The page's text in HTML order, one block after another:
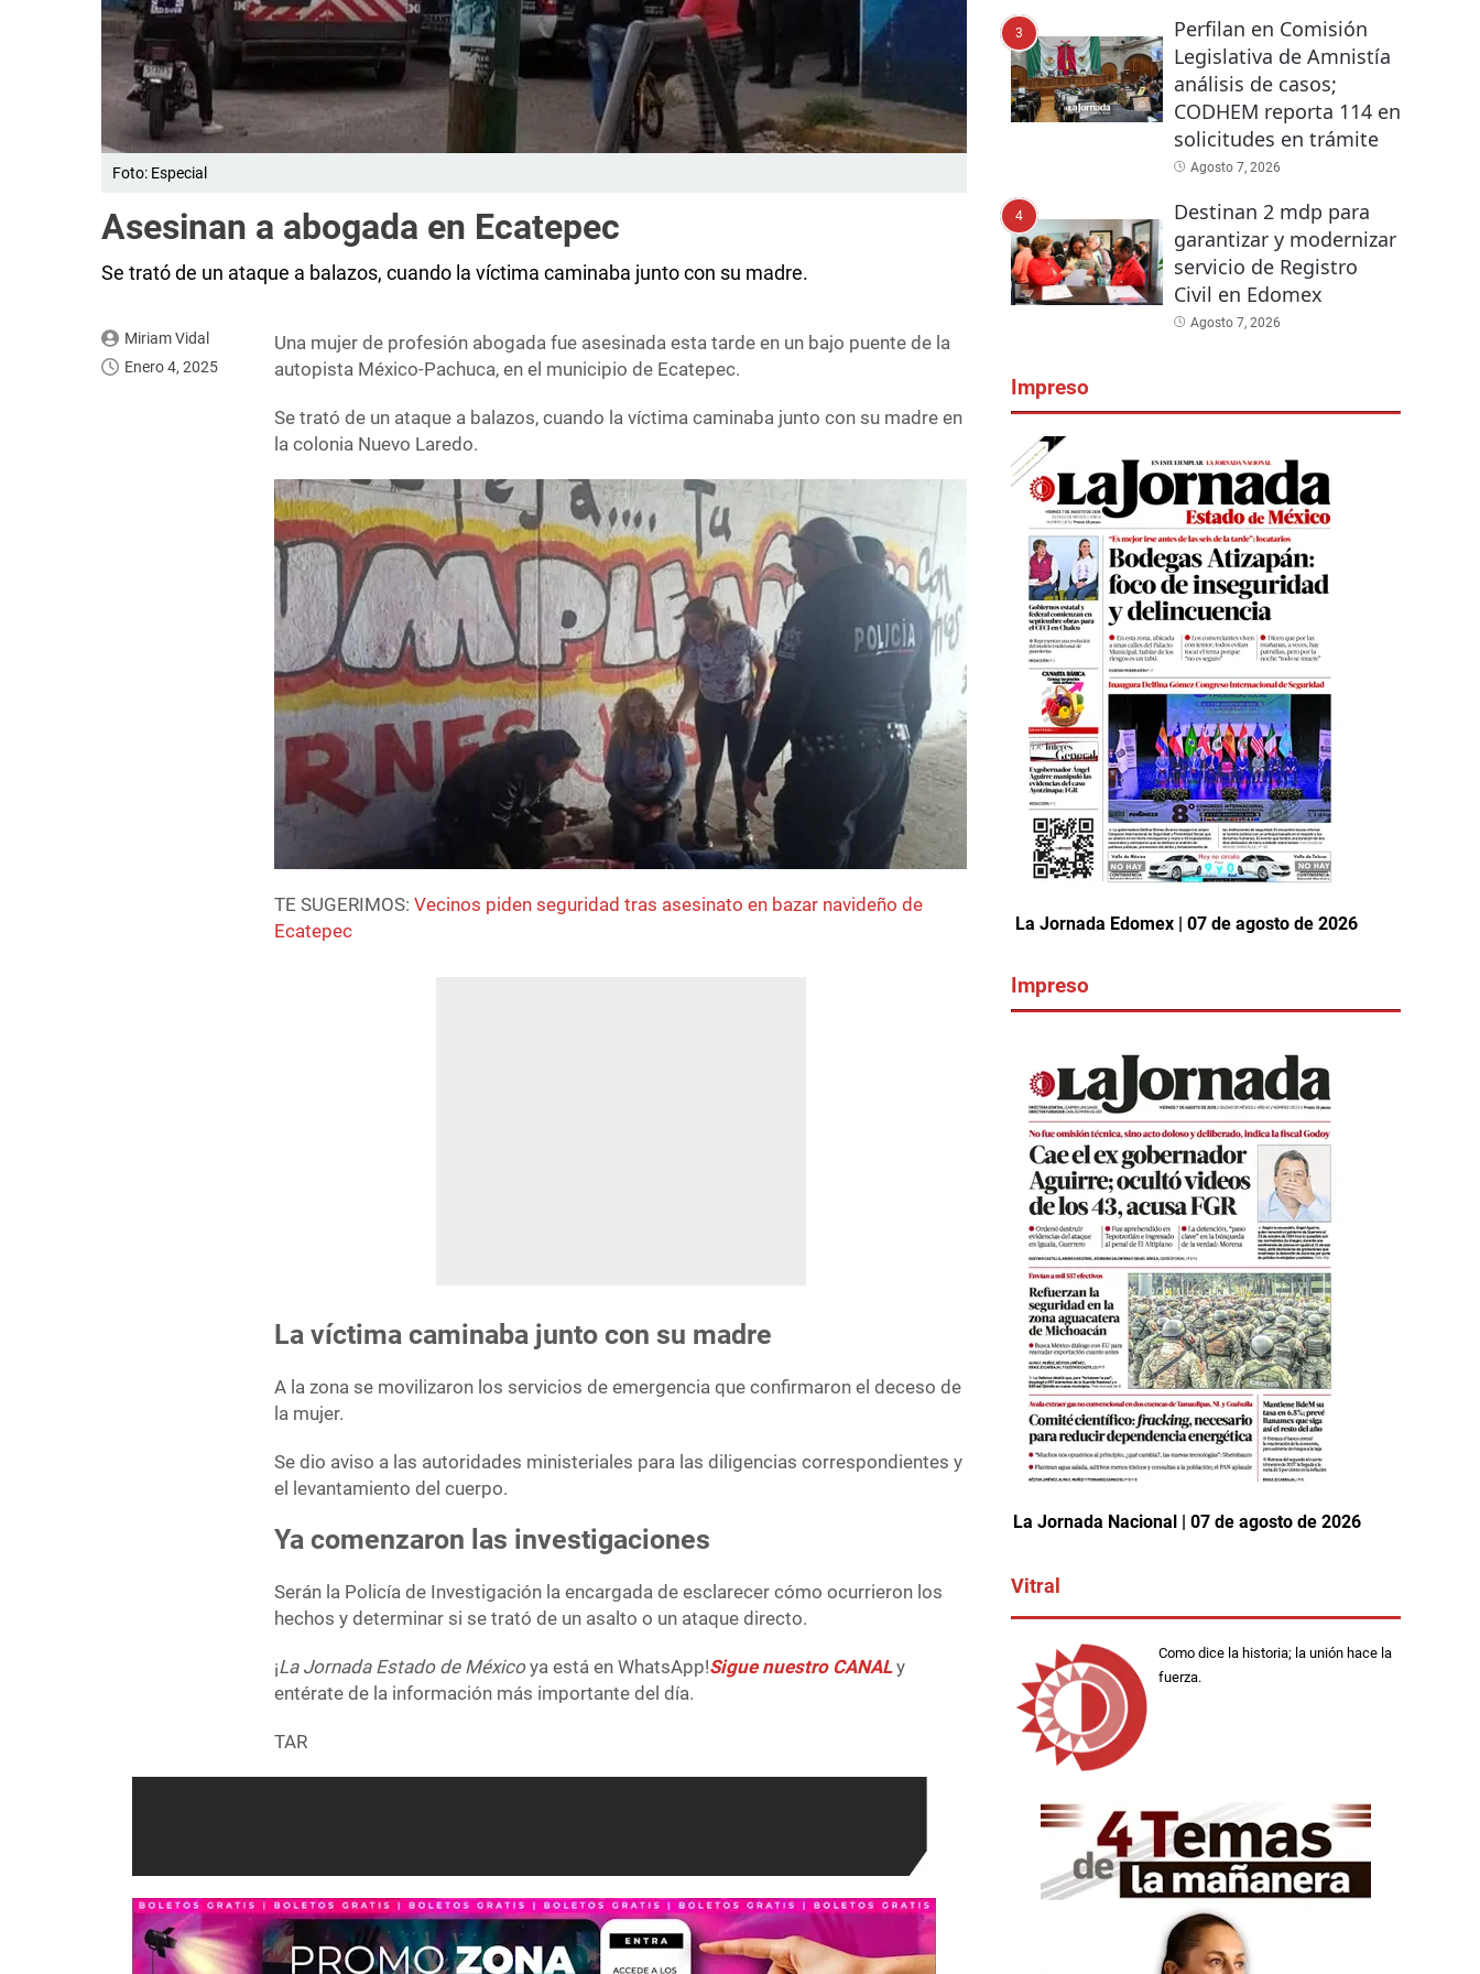
Foto: Especial
Asesinan a abogada en Ecatepec
Se trató de un ataque a balazos, cuando la víctima caminaba junto con su madre.
Miriam Vidal
Enero 4, 2025
Una mujer de profesión abogada fue asesinada esta tarde en un bajo puente de la
autopista México-Pachuca, en el municipio de Ecatepec.
Se trató de un ataque a balazos, cuando la víctima caminaba junto con su madre en
la colonia Nuevo Laredo.
TE SUGERIMOS:Vecinos piden seguridad tras asesinato en bazar navideño de
Ecatepec
La víctima caminaba junto con su madre
A la zona se movilizaron los servicios de emergencia que confirmaron el deceso de
la mujer.
Se dio aviso a las autoridades ministeriales para las diligencias correspondientes y
el levantamiento del cuerpo.
Ya comenzaron las investigaciones
Serán la Policía de Investigación la encargada de esclarecer cómo ocurrieron los
hechos y determinar si se trató de un asalto o un ataque directo.
¡La Jornada Estado de Méxicoya está en WhatsApp!Sigue nuestro CANALy
entérate de la información más importante del día.
TAR
3
Perfilan en Comisión
Legislativa de Amnistía
análisis de casos;
CODHEM reporta 114 en
solicitudes en trámite
Agosto 7, 2026
4
Destinan 2 mdp para
garantizar y modernizar
servicio de Registro
Civil en Edomex
Agosto 7, 2026
Impreso
La Jornada Edomex | 07 de agosto de 2026
Impreso
La Jornada Nacional | 07 de agosto de 2026
Vitral
Como dice la historia; la unión hace la
fuerza.